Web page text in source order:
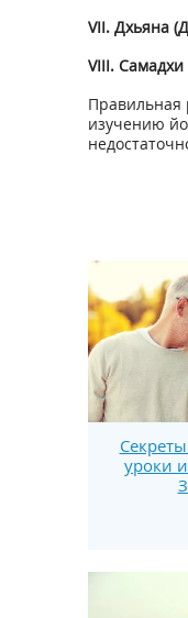
VII. Дхьяна
VIII. Самадхи
Правильная
изучению
уроки